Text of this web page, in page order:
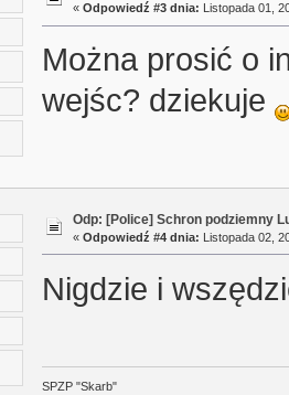
« Odpowiedź #3 dnia: Listopada 01,
Można prosić o
wejśc? dziekuje
Odp: [Police] Schron podziemny
« Odpowiedź #4 dnia: Listopada 02,
Nigdzie i
SPZP "Skarb"